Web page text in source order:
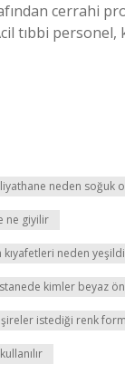
cerrahi
tıbbi personel,
neden soğuk
ne giyilir
kıyafetleri neden
kimler beyaz
istediği renk